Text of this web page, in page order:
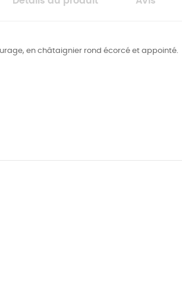
en châtaignier rond écorcé et appointé.